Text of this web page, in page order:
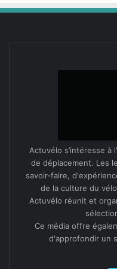
pas unique­ment lié à
villes cyclables. Nous
de Thau, l’association
depuis
2008, pour
suc­cès de la sta­tion
Une situation
Selon Daniel Rigaud,
Actuvélo s’intéresse à
de déplacement. Les
savoir-faire,
de la culture du
Actuvélo réunit et
Ce média offre
d'approfondir un